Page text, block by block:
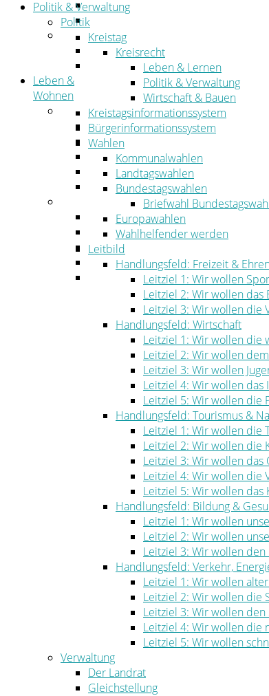
Straßen- und Radwegebau
Landwirtschaft
Tourismus
Freizeit und Urlaub im Landkreis
Veranstaltungen
Leben &
Wohnen
Leben
Migration
Schulen, Bildung, Sport und Kultur
Soziales
Gesundheit
Jugend, Familie und Senioren
Bauen und Planen
Abfall
Verkehr
Umwelt
Ordnung
Politik & Verwaltung
Politik
Kreistag
Kreisrecht
Leben & Lernen
Politik & Verwaltung
Wirtschaft & Bauen
Kreistagsinformationssystem
Bürgerinformationssystem
Wahlen
Kommunalwahlen
Landtagswahlen
Bundestagswahlen
Briefwahl
Europawahlen
Wahlhelfender werden
Leitbild
Handlungsfeld: Freizeit &
Leitziel 1: Wir wollen
Leitziel 2: Wir wollen
Leitziel 3: Wir wollen die
Handlungsfeld: Wirtschaft
Leitziel 1: Wir wollen die
Leitziel 2: Wir wollen
Leitziel 3: Wir wollen
Leitziel 4: Wir wollen
Leitziel 5: Wir wollen die
Handlungsfeld: Tourismus &
Leitziel 1: Wir wollen die
Leitziel 2: Wir wollen die
Leitziel 3: Wir wollen
Leitziel 4: Wir wollen die
Leitziel 5: Wir wollen das
Handlungsfeld: Bildung &
Leitziel 1: Wir wollen
Leitziel 2: Wir wollen
Leitziel 3: Wir wollen
Handlungsfeld: Verkehr,
Leitziel 1: Wir wollen
Leitziel 2: Wir wollen
Leitziel 3: Wir wollen
Leitziel 4: Wir wollen die
Leitziel 5: Wir wollen
Verwaltung
Der Landrat
Gleichstellung